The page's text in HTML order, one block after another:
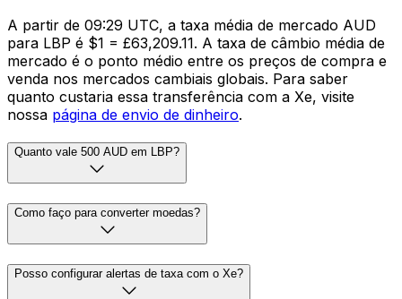
A partir de 09:29 UTC, a taxa média de mercado AUD
para LBP é $1 = £63,209.11. A taxa de câmbio média de
mercado é o ponto médio entre os preços de compra e
venda nos mercados cambiais globais. Para saber
quanto custaria essa transferência com a Xe, visite
nossa página de envio de dinheiro.
Quanto vale 500 AUD em LBP?
Como faço para converter moedas?
Posso configurar alertas de taxa com o Xe?